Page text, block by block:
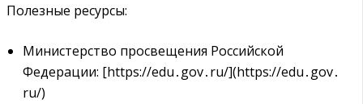
Полезные ресурсы:
Министерство просвещения Российской
Федерации: [https://edu․gov․ru/](https://edu․gov․
ru/)